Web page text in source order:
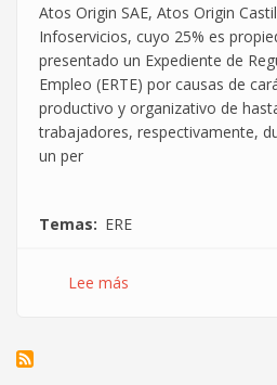
de
las
redes
sociales
Atos Origin SAE, Atos Origin
Infoservicios, cuyo 25% es
presentado un Expediente de
Empleo (ERTE) por causas de
productivo y organizativo de
trabajadores, respectivamente,
un per
Temas ERE
Lee más